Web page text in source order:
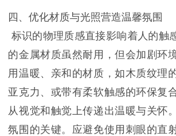
四、优化材质与光照营造温馨氛围
标识的物理质感直接影响着人的触
的金属材质虽然耐用，但会加剧环
用温暖、亲和的材质，如木质纹理
亚克力、或带有柔软触感的环保复
从视觉和触觉上传递出温暖与关怀
氛围的关键。应避免使用刺眼的直